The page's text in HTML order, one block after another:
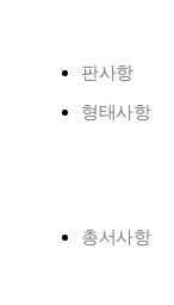
판사항
형태사항
총서사항